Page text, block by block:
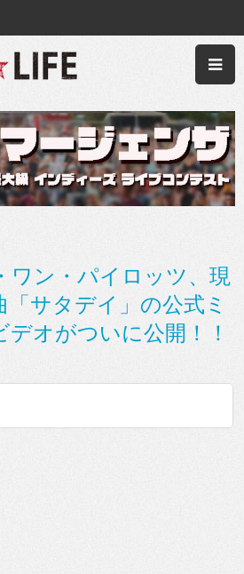
ワン・パイロッツ、現
サタデイ」の公式ミ
デオがついに公開！！